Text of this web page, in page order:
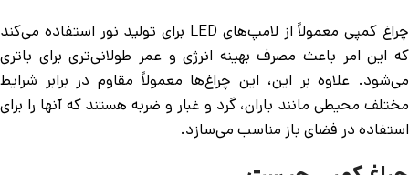
چراغ کمپی معمولاً از لامپ‌های LED برای تولید نور استفاده می‌کند
که این امر باعث مصرف بهینه انرژی و عمر طولانی‌تری برای باتری
می‌شود. علاوه بر این، این چراغ‌ها معمولاً مقاوم در برابر شرایط
مختلف محیطی مانند باران، گرد و غبار و ضربه هستند که آنها را برای
استفاده در فضای باز مناسب می‌سازد.